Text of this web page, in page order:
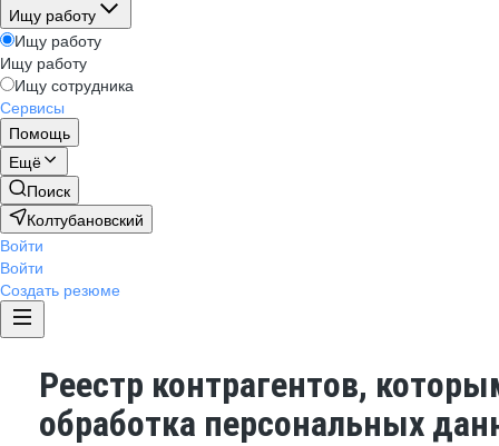
Ищу работу
Ищу работу
Ищу работу
Ищу сотрудника
Сервисы
Помощь
Ещё
Поиск
Колтубановский
Войти
Войти
Создать резюме
Реестр контрагентов,
обработка персональных